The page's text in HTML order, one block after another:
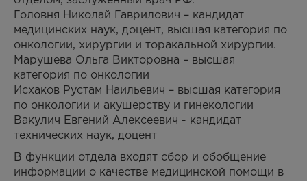
Головня Николай Гаврилович – кандидат
медицинских наук, доцент, высшая категория по
онкологии, хирургии и торакальной хирургии.
Марушева Ольга Викторовна – высшая
категория по онкологии
Исхаков Рустам Наильевич – высшая категория
по онкологии и акушерству и гинекологии
Вакулич Евгений Алексеевич - кандидат
технических наук, доцент
В функции отдела входят сбор и обобщение
информации о качестве медицинской помощи в